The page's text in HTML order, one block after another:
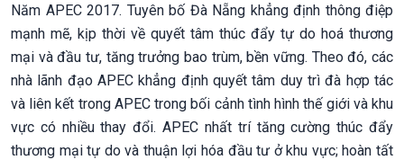
Năm APEC 2017. Tuyên bố Đà Nẵng khẳng định thông điệp
mạnh mẽ, kịp thời về quyết tâm thúc đẩy tự do hoá thương
mại và đầu tư, tăng trưởng bao trùm, bền vững. Theo đó, các
nhà lãnh đạo APEC khẳng định quyết tâm duy trì đà hợp tác
và liên kết trong APEC trong bối cảnh tình hình thế giới và khu
vực có nhiều thay đổi. APEC nhất trí tăng cường thúc đẩy
thương mại tự do và thuận lợi hóa đầu tư ở khu vực; hoàn tất